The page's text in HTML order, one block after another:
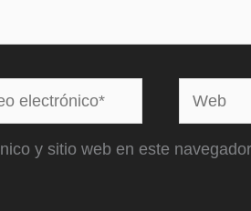
Web
y sitio web en este